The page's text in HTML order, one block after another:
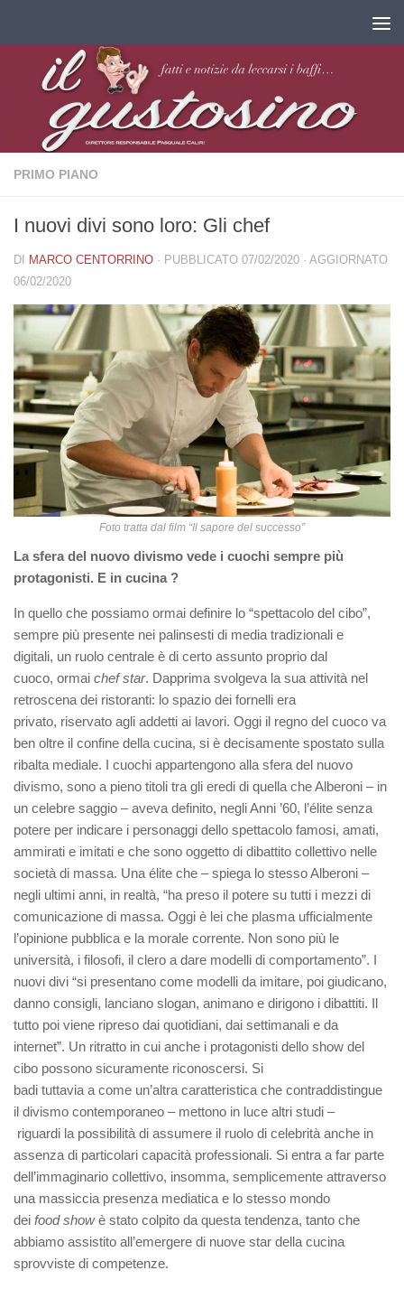
PRIMO PIANO
I nuovi divi sono loro: Gli chef
DI MARCO CENTORRINO · PUBBLICATO 07/02/2020 · AGGIORNATO
06/02/2020
Foto tratta dal film “Il sapore del successo”
La sfera del nuovo divismo vede i cuochi sempre più
protagonisti. E in cucina ?
In quello che possiamo ormai definire lo “spettacolo del cibo”,
sempre più presente nei palinsesti di media tradizionali e
digitali, un ruolo centrale è di certo assunto proprio dal
cuoco, ormai chef star. Dapprima svolgeva la sua attività nel
retroscena dei ristoranti: lo spazio dei fornelli era
privato, riservato agli addetti ai lavori. Oggi il regno del cuoco va
ben oltre il confine della cucina, si è decisamente spostato sulla
ribalta mediale. I cuochi appartengono alla sfera del nuovo
divismo, sono a pieno titoli tra gli eredi di quella che Alberoni – in
un celebre saggio – aveva definito, negli Anni ’60, l’élite senza
potere per indicare i personaggi dello spettacolo famosi, amati,
ammirati e imitati e che sono oggetto di dibattito collettivo nelle
società di massa. Una élite che – spiega lo stesso Alberoni –
negli ultimi anni, in realtà, “ha preso il potere su tutti i mezzi di
comunicazione di massa. Oggi è lei che plasma ufficialmente
l’opinione pubblica e la morale corrente. Non sono più le
università, i filosofi, il clero a dare modelli di comportamento”. I
nuovi divi “si presentano come modelli da imitare, poi giudicano,
danno consigli, lanciano slogan, animano e dirigono i dibattiti. Il
tutto poi viene ripreso dai quotidiani, dai settimanali e da
internet”. Un ritratto in cui anche i protagonisti dello show del
cibo possono sicuramente riconoscersi. Si
badi tuttavia a come un’altra caratteristica che contraddistingue
il divismo contemporaneo – mettono in luce altri studi –
riguardi la possibilità di assumere il ruolo di celebrità anche in
assenza di particolari capacità professionali. Si entra a far parte
dell’immaginario collettivo, insomma, semplicemente attraverso
una massiccia presenza mediatica e lo stesso mondo
dei foodshow è stato colpito da questa tendenza, tanto che
abbiamo assistito all’emergere di nuove star della cucina
sprovviste di competenze.